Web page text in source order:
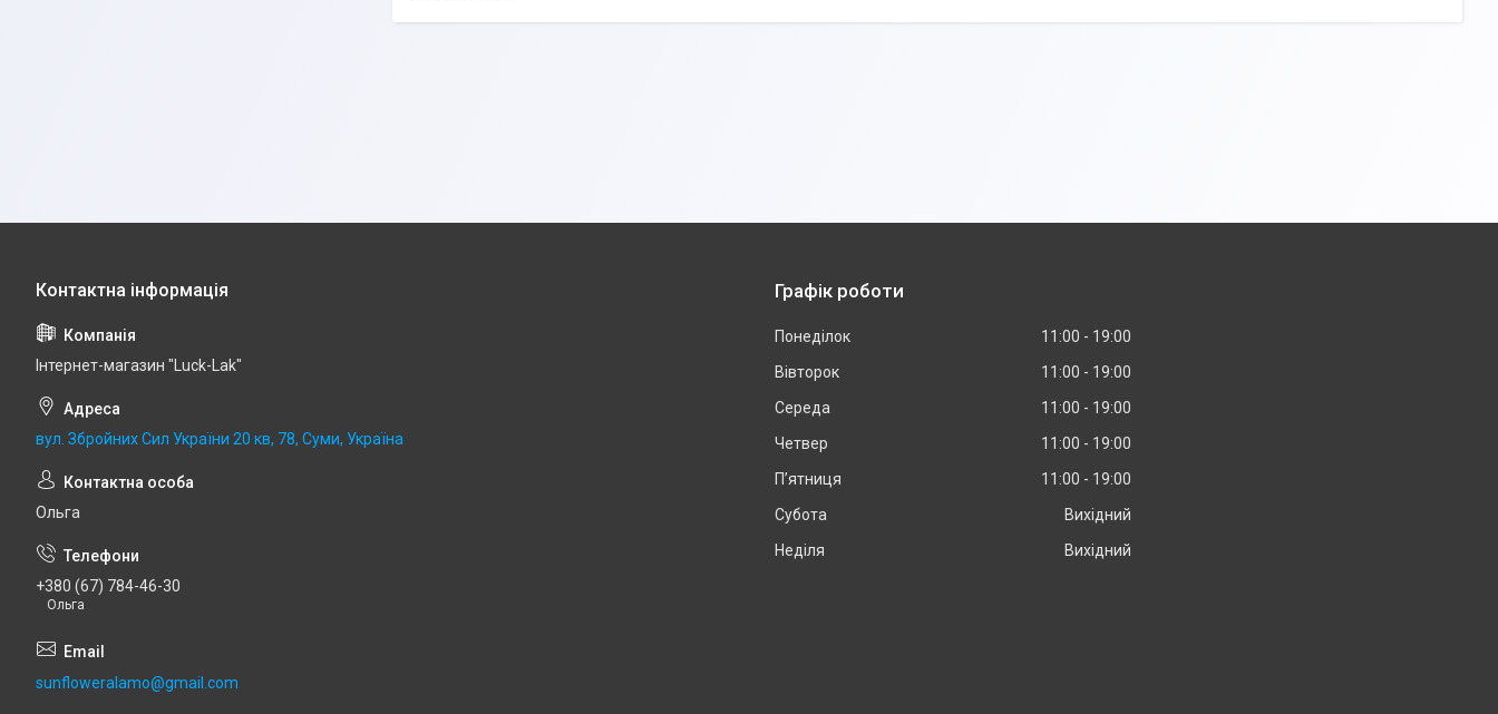
Інтернет-магазин "Luck-Lak"
вул. Збройних Сил України 20 кв, 78, Суми, Україна
Ольга
+380 (67) 784-46-30
Ольга
sunfloweralamo@gmail.com
Графік роботи
Понеділок 11:00
19:00
Вівторок
11:00
19:00
Середа
11:00
19:00
Четвер
11:00
19:00
Пʼятниця
11:00
19:00
Субота
Вихідний
Неділя
Вихідний